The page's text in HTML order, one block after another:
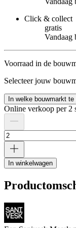
Click & collect
gratis
Vandaag
Voorraad in de
Selecteer jouw
In welke bouwmarkt te
Online verkoop per 2
In winkelwagen